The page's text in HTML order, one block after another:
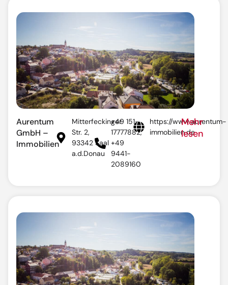
Aurentum
GmbH –
Immobilien
Mitterfeckinger
Str. 2,
93342 Saal
a.d.Donau
+49 151-
17777882,
+49
9441-
2089160
https://www.aurentum-
immobilien.de
Mehr
lesen